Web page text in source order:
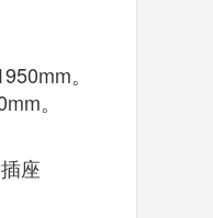
。
。
座